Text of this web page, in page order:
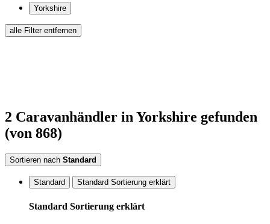
Yorkshire
alle Filter entfernen
2 Caravanhändler in Yorkshire gefunden
(von 868)
Sortieren nach Standard
Standard Standard Sortierung erklärt
Standard Sortierung erklärt